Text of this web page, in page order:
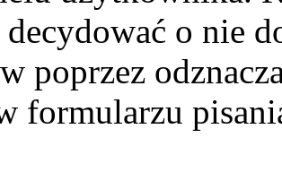
o nie
poprzez
formularzu